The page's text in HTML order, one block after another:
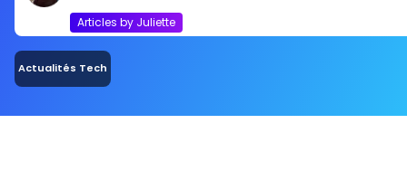
Articles by Juliette
Actualités Tech